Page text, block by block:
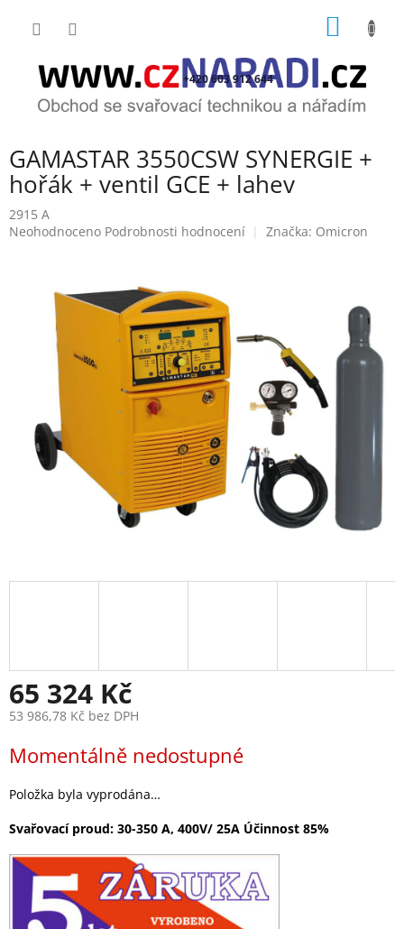
+420 603 912 644
GAMASTAR 3550CSW SYNERGIE +
hořák + ventil GCE + lahev
2915 A
Průměrné
hvězdiček.
Neohodnoceno Podrobnosti hodnocení Značka: Omicron
65 324 Kč
53 986,78 Kč bez DPH
cena:
Momentálně nedostupné
Položka byla vyprodána…
Svařovací proud: 30-350 A, 400V/ 25A Účinnost 85%